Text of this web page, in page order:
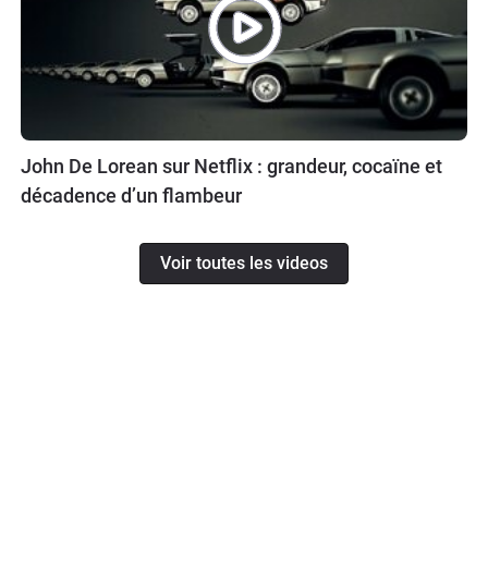
John De Lorean sur Netflix : grandeur, cocaïne et
décadence d’un flambeur
Voir toutes les videos